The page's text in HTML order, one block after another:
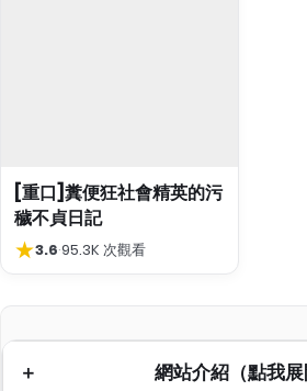
[重口]糞便狂社會精英的污
穢不貞日記
★3.6·95.3K 次觀看
網站介紹（點我展